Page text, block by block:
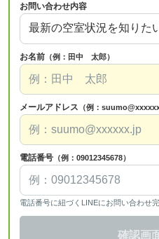
お問い合わせ内容
お名前 （例：田中 太郎）
メールアドレス （例：
電話番号 （例：09012345678）
電話番号に紐づくLINEにお問い合わせ
確認画